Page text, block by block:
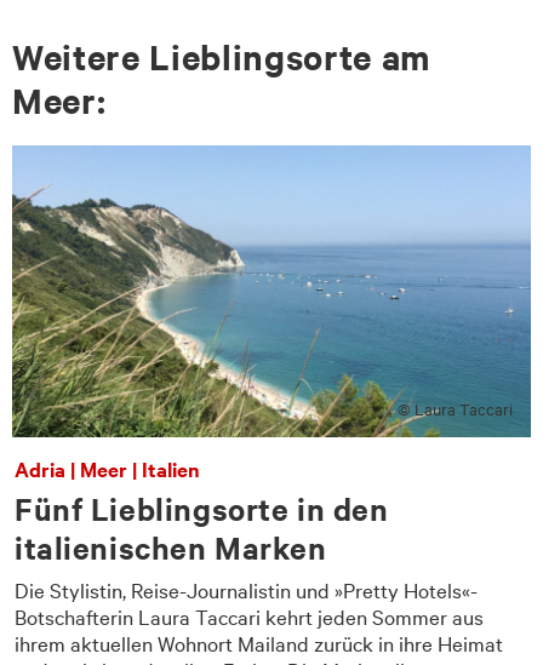
Wei­te­re Lieb­lings­or­te am
Meer:
© Laura Taccari
Adria | Meer | Italien
Fünf Lieblingsorte in den
italienischen Marken
Die Stylistin, Reise-Journalistin und »Pretty Hotels«-
Botschafterin Laura Taccari kehrt jeden Sommer aus
ihrem aktuellen Wohnort Mailand zurück in ihre Heimat